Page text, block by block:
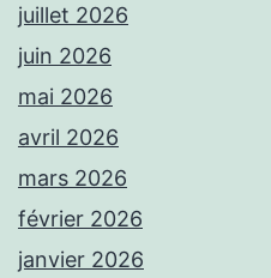
juillet 2026
juin 2026
mai 2026
avril 2026
mars 2026
février 2026
janvier 2026